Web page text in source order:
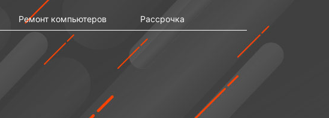
Ремонт компьютеров Рассрочка